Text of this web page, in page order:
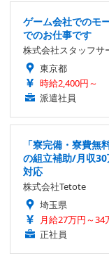
ゲーム会社でのモ
でのお仕事です
株式会社スタッフサ
東京都
時給2,400円～
派遣社員
「寮完備・寮費
の組立補助/月収
対応
株式会社Tetote
埼玉県
月給27万円～34
正社員